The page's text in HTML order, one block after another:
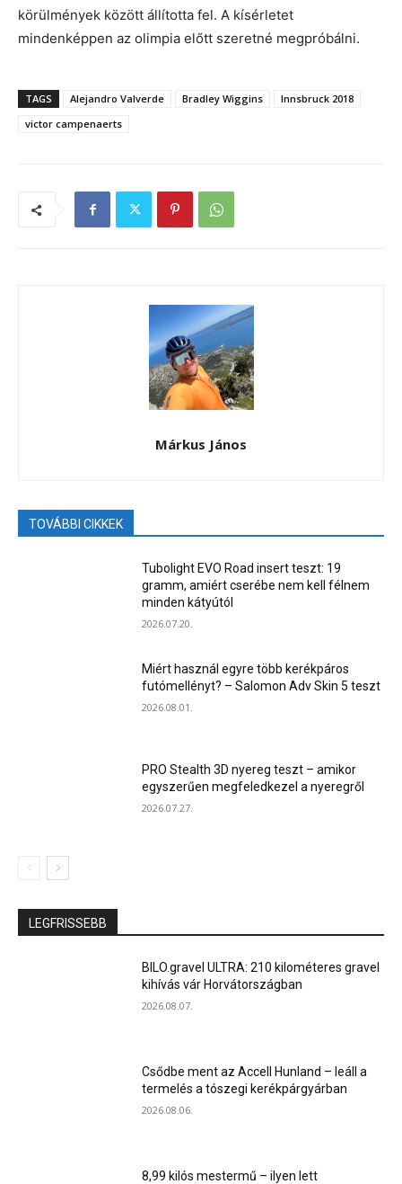
körülmények között állította fel. A kísérletet
mindenképpen az olimpia előtt szeretné megpróbálni.
TAGS Alejandro Valverde Bradley Wiggins
Innsbruck 2018
victor campenaerts
Márkus János
TOVÁBBI CIKKEK
Tubolight EVO Road insert teszt: 19
gramm, amiért cserébe nem kell félnem
minden kátyútól
2026.07.20.
Miért használ egyre több kerékpáros
futómellényt? – Salomon Adv Skin 5 teszt
2026.08.01.
PRO Stealth 3D nyereg teszt – amikor
egyszerűen megfeledkezel a nyeregről
2026.07.27.
LEGFRISSEBB
BILO.gravel ULTRA: 210 kilométeres gravel
kihívás vár Horvátországban
2026.08.07.
Csődbe ment az Accell Hunland – leáll a
termelés a tószegi kerékpárgyárban
2026.08.06.
8,99 kilós mestermű – ilyen lett